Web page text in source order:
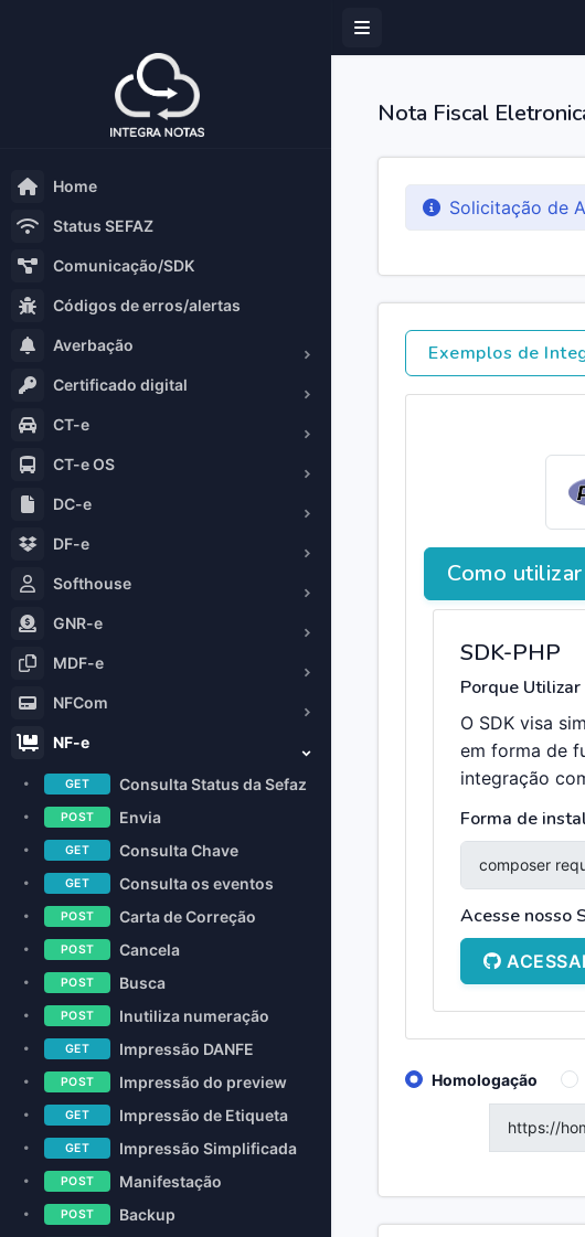
Home
Status SEFAZ
Comunicação/SDK
Códigos de erros/alertas
Averbação
Certificado digital
CT-e
CT-e OS
DC-e
DF-e
Softhouse
GNR-e
MDF-e
NFCom
NF-e
GET Consulta Status da Sefaz
POST Envia
GET Consulta Chave
GET Consulta os eventos
POST Carta de Correção
POST Cancela
POST Busca
POST Inutiliza numeração
GET Impressão DANFE
POST Impressão do preview
GET Impressão de Etiqueta
GET Impressão Simplificada
POST Manifestação
POST Backup
Nota Fiscal
Solicitação de
Exemplos de
Como
SDK-PHP
Porque Utilizar
O SDK visa
em forma de
integração
Forma de
Acesse nosso
Homologação